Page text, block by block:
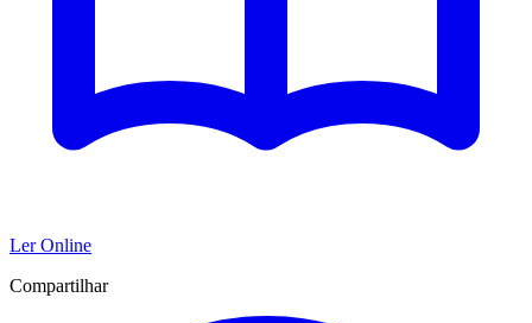
Ler Online
Compartilhar